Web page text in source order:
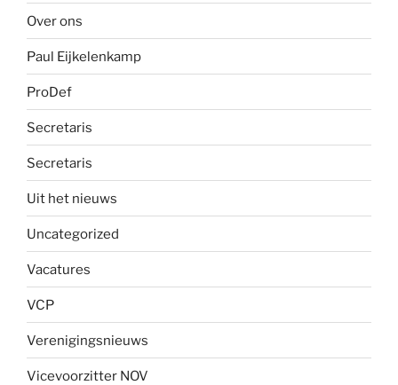
Over ons
Paul Eijkelenkamp
ProDef
Secretaris
Secretaris
Uit het nieuws
Uncategorized
Vacatures
VCP
Verenigingsnieuws
Vicevoorzitter NOV